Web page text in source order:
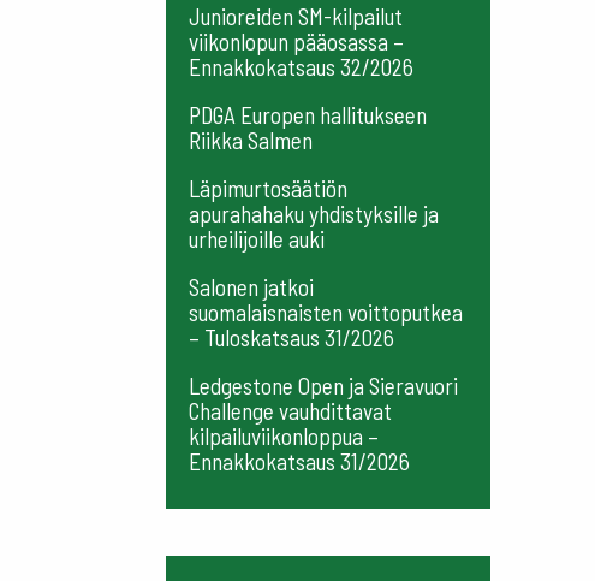
Junioreiden SM-kilpailut
viikonlopun pääosassa –
Ennakkokatsaus 32/2026
PDGA Europen hallitukseen
Riikka Salmen
Läpimurtosäätiön
apurahahaku yhdistyksille ja
urheilijoille auki
Salonen jatkoi
suomalaisnaisten voittoputkea
– Tuloskatsaus 31/2026
Ledgestone Open ja Sieravuori
Challenge vauhdittavat
kilpailuviikonloppua –
Ennakkokatsaus 31/2026